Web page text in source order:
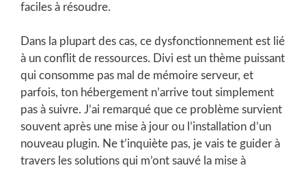
faciles à résoudre.
Dans la plupart des cas, ce dysfonctionnement est lié
à un conflit de ressources. Divi est un thème puissant
qui consomme pas mal de mémoire serveur, et
parfois, ton hébergement n’arrive tout simplement
pas à suivre. J’ai remarqué que ce problème survient
souvent après une mise à jour ou l’installation d’un
nouveau plugin. Ne t’inquiète pas, je vais te guider à
travers les solutions qui m’ont sauvé la mise à